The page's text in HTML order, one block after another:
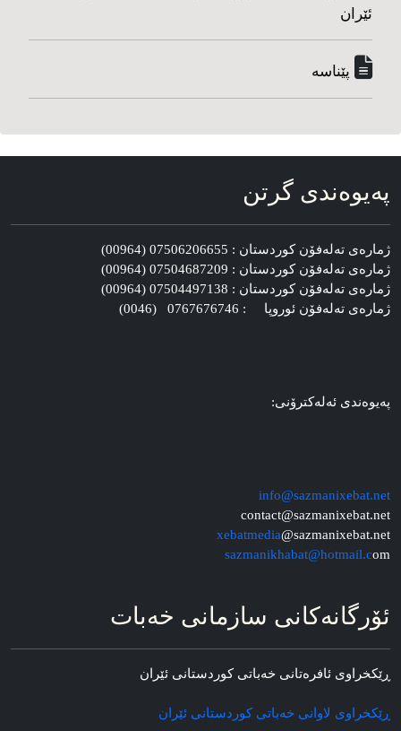
ئێران
پێناسه‌
په‌یوه‌ندی گرتن
ژماره‌ی ته‌له‌فۆن کوردستان : 07506206655 (00964)
ژماره‌ی ته‌له‌فۆن کوردستان : 07504687209 (00964)
ژماره‌ی ته‌له‌فۆن کوردستان : 07504497138 (00964)
ژماره‌ی ته‌له‌فۆن ئوروپا : 0767676746 (0046)
په‌یوه‌ندی ئه‌له‌کترۆنی:
info@sazmanixebat.net
contact@sazmanixebat.net
xebatmedia@sazmanixebat.net
sazmanikhabat@hotmail.com
ئۆرگانه‌کانی سازمانی خه‌بات
ڕێکخراوی ئافره‌تانی خه‌باتی کوردستانی ئێران
ڕێکخراوی لاوانی خه‌باتی کوردستانی ئێران